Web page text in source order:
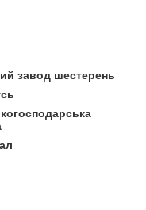
завод шестерень